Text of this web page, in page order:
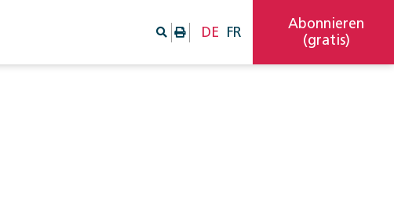
DE FR
Abonnieren
(gratis)